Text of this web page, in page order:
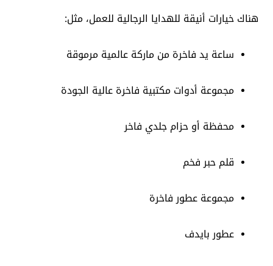
هناك خيارات أنيقة للهدايا الرجالية للعمل، مثل:
ساعة يد فاخرة من ماركة عالمية مرموقة
مجموعة أدوات مكتبية فاخرة عالية الجودة
محفظة أو حزام جلدي فاخر
قلم حبر فخم
مجموعة عطور فاخرة
عطور بايدف